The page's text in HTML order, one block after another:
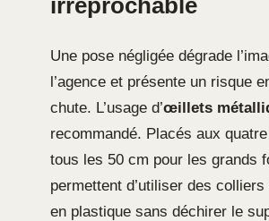
irréprochable
Une pose négligée dégrade
l’agence et présente un risque
chute. L’usage d’œillets
recommandé. Placés aux
tous les 50 cm pour les grands
permettent d’utiliser des
en plastique sans déchirer le